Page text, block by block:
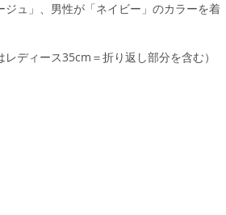
ジュ」、男性が「ネイビー」のカラーを着
ディース35cm＝折り返し部分を含む）